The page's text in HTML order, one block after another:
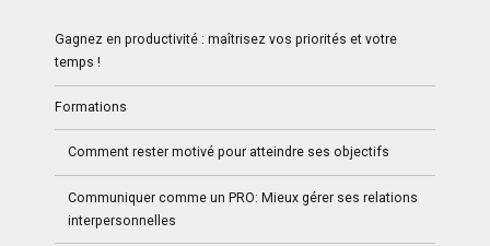
Gagnez en productivité : maîtrisez vos priorités et votre
temps !
Formations
Comment rester motivé pour atteindre ses objectifs
Communiquer comme un PRO: Mieux gérer ses relations
interpersonnelles